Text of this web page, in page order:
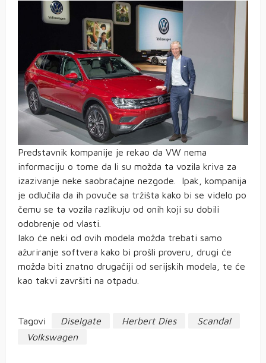
Predstavnik kompanije je rekao da VW nema
informaciju o tome da li su možda ta vozila kriva za
izazivanje neke saobraćajne nezgode. Ipak, kompanija
je odlučila da ih povuče sa tržišta kako bi se videlo po
čemu se ta vozila razlikuju od onih koji su dobili
odobrenje od vlasti.
Iako će neki od ovih modela možda trebati samo
ažuriranje softvera kako bi prošli proveru, drugi će
možda biti znatno drugačiji od serijskih modela, te će
kao takvi završiti na otpadu.
Tagovi Diselgate Herbert Dies
Scandal
Volkswagen